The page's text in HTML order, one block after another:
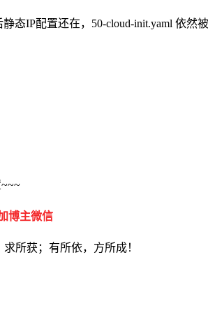
态IP配置还在，50-cloud-init.yaml 依然被
博主微信
所获；有所依，方所成！